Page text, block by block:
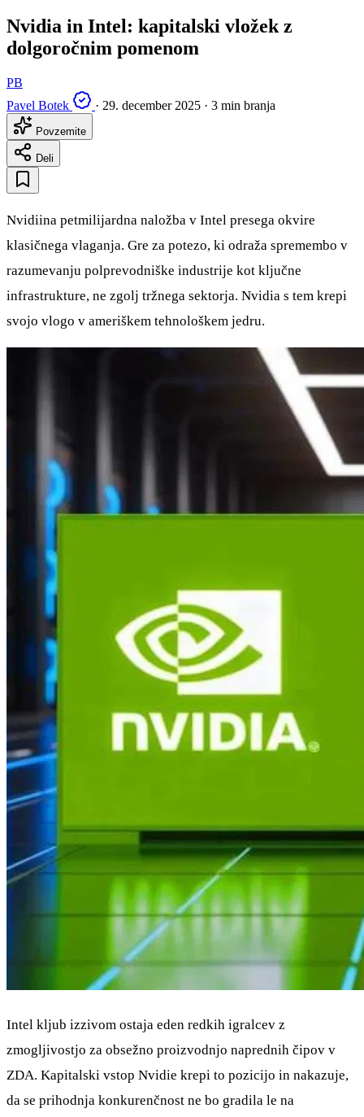
Nvidia in Intel: kapitalski vložek z
dolgoročnim pomenom
PB
Pavel Botek
· 29. december 2025 · 3 min branja
Povzemite
Deli
Nvidiina petmilijardna naložba v Intel presega okvire
klasičnega vlaganja. Gre za potezo, ki odraža spremembo v
razumevanju polprevodniške industrije kot ključne
infrastrukture, ne zgolj tržnega sektorja. Nvidia s tem krepi
svojo vlogo v ameriškem tehnološkem jedru.
Intel kljub izzivom ostaja eden redkih igralcev z
zmogljivostjo za obsežno proizvodnjo naprednih čipov v
ZDA. Kapitalski vstop Nvidie krepi to pozicijo in nakazuje,
da se prihodnja konkurenčnost ne bo gradila le na